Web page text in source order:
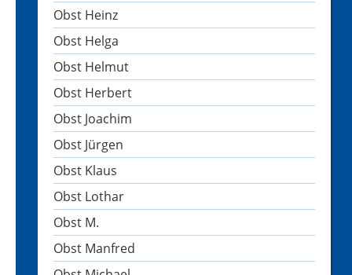
Obst Heinz
Obst Helga
Obst Helmut
Obst Herbert
Obst Joachim
Obst Jürgen
Obst Klaus
Obst Lothar
Obst M.
Obst Manfred